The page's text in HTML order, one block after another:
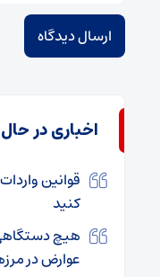
اخباری در
کنید
هیچ دستگاهی
عوارض در